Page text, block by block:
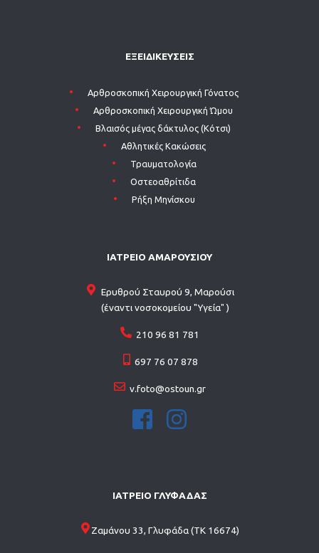
ΕΞΕΙΔΙΚΕΥΣΕΙΣ
Aρθροσκοπική Χειρουργική Γόνατος
Aρθροσκοπική Χειρουργική Ώμου
Βλαισός μέγας δάκτυλος (Κότσι)
Αθλητικές Κακώσεις
Τραυματολογία
Οστεοαθρίτιδα
Ρήξη Μηνίσκου
ΙΑΤΡΕΙΟ ΑΜΑΡΟΥΣΙΟΥ
Ερυθρού Σταυρού 9, Μαρούσι
(έναντι νοσοκομείου "Υγεία" )
210 96 81 781
697 76 07 878
v.foto@ostoun.gr
ΙΑΤΡΕΙΟ ΓΛΥΦΑΔΑΣ
Ζαμάνου 33, Γλυφάδα (ΤΚ 16674)